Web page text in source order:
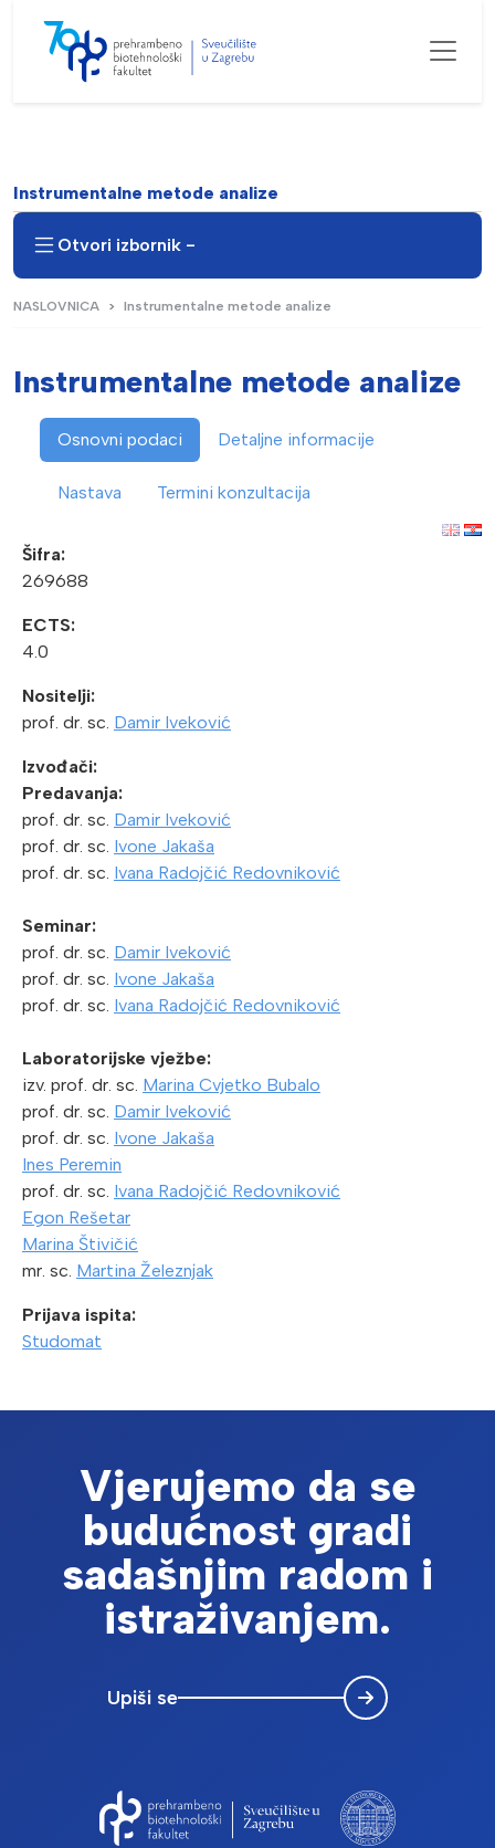
Instrumentalne metode analize
Otvori izbornik -
NASLOVNICA Instrumentalne metode analize
Instrumentalne metode analize
Osnovni podaci Detaljne informacije
Nastava Termini konzultacija
Šifra:
269688
ECTS:
4.0
Nositelji:
prof. dr. sc. Damir Iveković
Izvođači:
Predavanja:
prof. dr. sc. Damir Iveković
prof. dr. sc. Ivone Jakaša
prof. dr. sc. Ivana Radojčić Redovniković
Seminar:
prof. dr. sc. Damir Iveković
prof. dr. sc. Ivone Jakaša
prof. dr. sc. Ivana Radojčić Redovniković
Laboratorijske vježbe:
izv. prof. dr. sc. Marina Cvjetko Bubalo
prof. dr. sc. Damir Iveković
prof. dr. sc. Ivone Jakaša
Ines Peremin
prof. dr. sc. Ivana Radojčić Redovniković
Egon Rešetar
Marina Štivičić
mr. sc. Martina Železnjak
Prijava ispita:
Studomat
Vjerujemo da se
budućnost gradi
sadašnjim radom i
istraživanjem.
Upiši se